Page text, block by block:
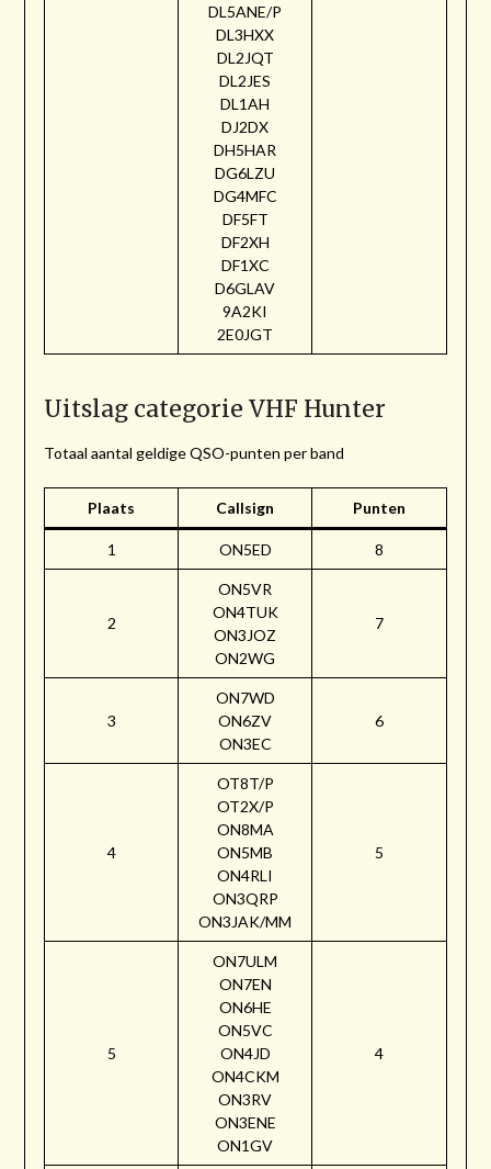
DL5ANE/P
DL3HXX
DL2JQT
DL2JES
DL1AH
DJ2DX
DH5HAR
DG6LZU
DG4MFC
DF5FT
DF2XH
DF1XC
D6GLAV
9A2KI
2E0JGT
Uitslag categorie VHF Hunter
Totaal aantal geldige QSO-punten per band
Plaats Callsign Punten
1 ON5ED 8
2
ON5VR
ON4TUK
ON3JOZ
ON2WG
7
3
ON7WD
ON6ZV
ON3EC
6
4
OT8T/P
OT2X/P
ON8MA
ON5MB
ON4RLI
ON3QRP
ON3JAK/MM
5
5
ON7ULM
ON7EN
ON6HE
ON5VC
ON4JD
ON4CKM
ON3RV
ON3ENE
ON1GV
4